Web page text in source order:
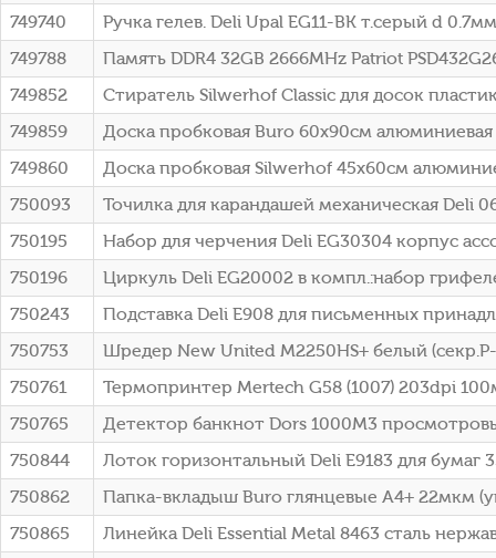
749740
Ручка гелев. Deli Upal EG11-BK т.серый d
749788
Память DDR4 32GB 2666MHz Patriot
749852
Стиратель Silwerhof Classic для досок
749859
Доска пробковая Buro 60x90см
749860
Доска пробковая Silwerhof 45x60см
750093
Точилка для карандашей механическая Deli
750195
Набор для черчения Deli EG30304 корпус
750196
Циркуль Deli EG20002 в компл.:набор
750243
Подставка Deli E908 для письменных
750753
Шредер New United M2250HS+ белый
750761
Термопринтер Mertech G58 (1007) 203dpi
750765
Детектор банкнот Dors 1000M3
750844
Лоток горизонтальный Deli E9183 для бумаг
750862
Папка-вкладыш Buro глянцевые A4+ 22мкм
750865
Линейка Deli Essential Metal 8463 сталь